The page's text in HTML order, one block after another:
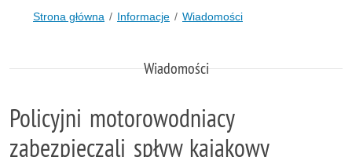
Strona główna Informacje Wiadomości
Wiadomości
Policyjni motorowodniacy
zabezpieczali spływ kajakowy